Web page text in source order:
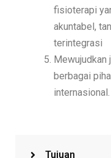
fisioterapi
akuntabel,
terintegrasi
Mewujudkan
berbagai
internasional.
Tujuan